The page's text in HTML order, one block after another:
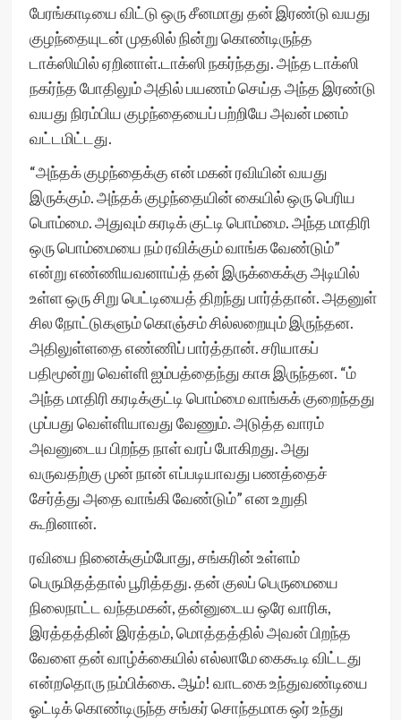
பேரங்காடியை விட்டு ஒரு சீனமாது தன் இரண்டு வயது
குழந்தையுடன் முதலில் நின்று கொண்டிருந்த
டாக்ஸியில் ஏறினாள்.டாக்ஸி நகர்ந்தது. அந்த டாக்ஸி
நகர்ந்த போதிலும் அதில் பயணம் செய்த அந்த இரண்டு
வயது நிரம்பிய குழந்தையைப் பற்றியே அவன் மனம்
வட்டமிட்டது.
“அந்தக் குழந்தைக்கு என் மகன் ரவியின் வயது
இருக்கும். அந்தக் குழந்தையின் கையில் ஒரு பெரிய
பொம்மை. அதுவும் கரடிக் குட்டி பொம்மை. அந்த மாதிரி
ஒரு பொம்மையை நம் ரவிக்கும் வாங்க வேண்டும்”
என்று எண்ணியவனாய்த் தன் இருக்கைக்கு அடியில்
உள்ள ஒரு சிறு பெட்டியைத் திறந்து பார்த்தான். அதனுள்
சில நோட்டுகளும் கொஞ்சம் சில்லறையும் இருந்தன.
அதிலுள்ளதை எண்ணிப் பார்த்தான். சரியாகப்
பதிமூன்று வெள்ளி ஐம்பத்தைந்து காசு இருந்தன. “ம்
அந்த மாதிரி கரடிக்குட்டி பொம்மை வாங்கக் குறைந்தது
முப்பது வெள்ளியாவது வேணும். அடுத்த வாரம்
அவனுடைய பிறந்த நாள் வரப் போகிறது. அது
வருவதற்கு முன் நான் எப்படியாவது பணத்தைச்
சேர்த்து அதை வாங்கி வேண்டும்” என உறுதி
கூறினான்.
ரவியை நினைக்கும்போது, சங்கரின் உள்ளம்
பெருமிதத்தால் பூரித்தது. தன் குலப் பெருமையை
நிலைநாட்ட வந்தமகன், தன்னுடைய ஒரே வாரிசு,
இரத்தத்தின் இரத்தம், மொத்தத்தில் அவன் பிறந்த
வேளை தன் வாழ்க்கையில் எல்லாமே கைகூடி விட்டது
என்றதொரு நம்பிக்கை. ஆம்! வாடகை உந்துவண்டியை
ஓட்டிக் கொண்டிருந்த சங்கர் சொந்தமாக ஒர் உந்து